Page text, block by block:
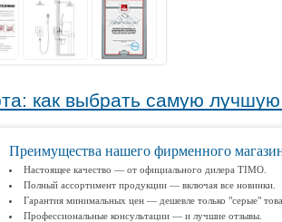
как выбрать самую
Преимущества нашего фирменного
Настоящее качество — от официального дилера TIMO.
Полный ассортимент продукции — включая все новинки.
Гарантия минимальных цен — дешевле только "серые"
Профессиональные консультации — и лучшие отзывы.